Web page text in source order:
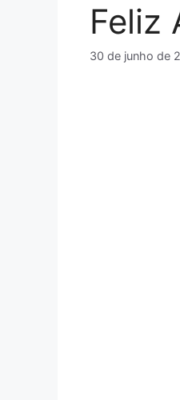
Feliz
30 de junho de